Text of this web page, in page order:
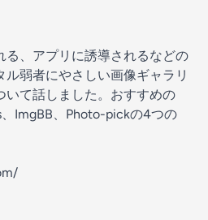
る、アプリに誘導されるなどの
ル弱者にやさしい画像ギャラリ
いて話しました。おすすめの
ImgBB、Photo-pickの4つの